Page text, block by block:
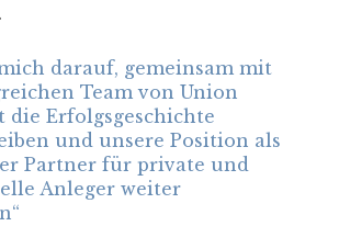
darauf, gemeinsam mit
Team von Union
die Erfolgsgeschichte
und unsere Position als
Partner für private und
Anleger weiter